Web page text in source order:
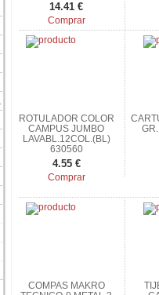
14.41 €
Comprar
ROTULADOR COLOR
CAMPUS JUMBO
LAVABL.12COL.(BL)
630560
4.55 €
Comprar
COMPAS MAKRO